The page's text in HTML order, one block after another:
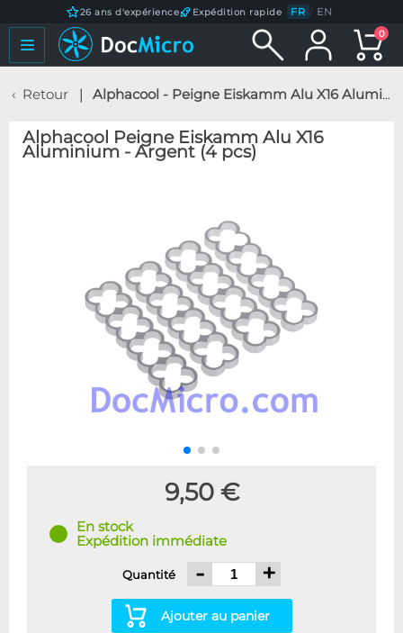
26 ans d'expérience Expédition rapide FR / EN
0
Retour Alphacool - Peigne Eiskamm Alu X16 Aluminium - Argent (4 pcs)
Alphacool Peigne Eiskamm Alu X16
Aluminium - Argent (4 pcs)
9,50 €
En stock
Expédition immédiate
Quantité - +
Ajouter au panier